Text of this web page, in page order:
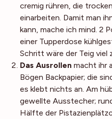
cremig rühren, die
einarbeiten. Damit man
kann, mache ich mind. 2
einer Tupperdose
Schritt wäre der Teig viel
Das Ausrollen macht ihr
Bögen Backpapier; die
es klebt nichts an. Am
gewellte Ausstecher;
Hälfte der